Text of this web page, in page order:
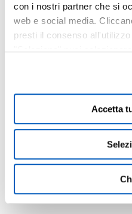
con i nostri partner che si
web e social media.
presti il consenso
"Seleziona" puoi
destra puoi continuare la
dei cookie necessari. Per
eventualmente modificare il
l'Informativa suCookiese
consenso in qualsiasi
Mostra Dettagli.
Accetta
14